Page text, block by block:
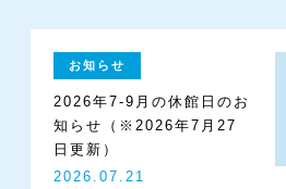
お知らせ
2026年7-9月の休館日のお
知らせ（※2026年7月27
日更新）
2026.07.21